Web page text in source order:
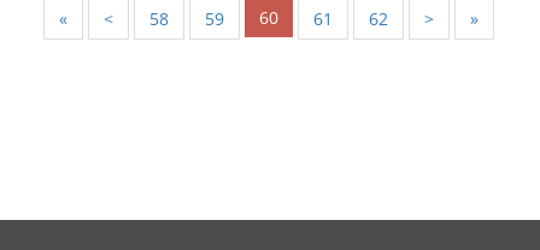
« < 58 59 60 61 62 > »